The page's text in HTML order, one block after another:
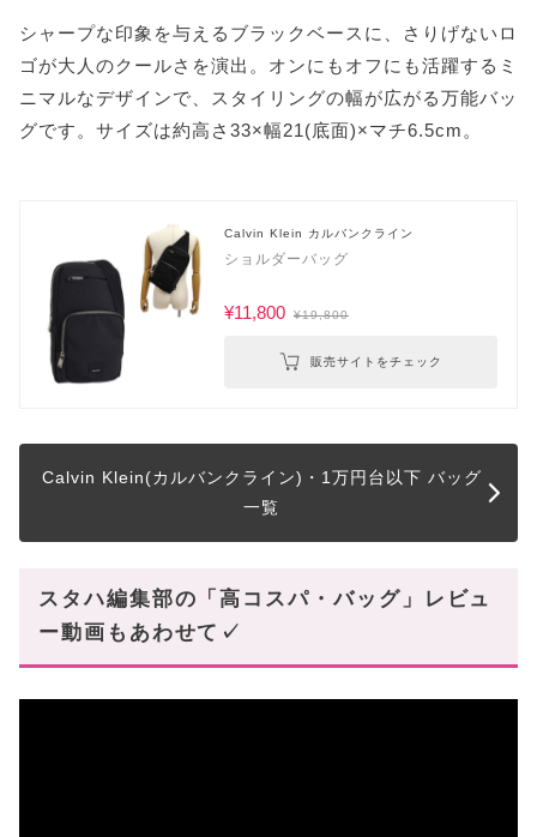
シャープな印象を与えるブラックベースに、さりげないロ
ゴが大人のクールさを演出。オンにもオフにも活躍するミ
ニマルなデザインで、スタイリングの幅が広がる万能バッ
グです。サイズは約高さ33×幅21(底面)×マチ6.5cm。
Calvin Klein カルバンクライン
ショルダーバッグ
¥11,800 ¥19,800
販売サイトをチェック
Calvin Klein(カルバンクライン)・1万円台以下 バッグ
一覧
スタハ編集部の「高コスパ・バッグ」レビュ
ー動画もあわせて✓